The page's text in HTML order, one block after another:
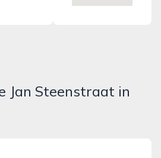
Jan Steenstraat in